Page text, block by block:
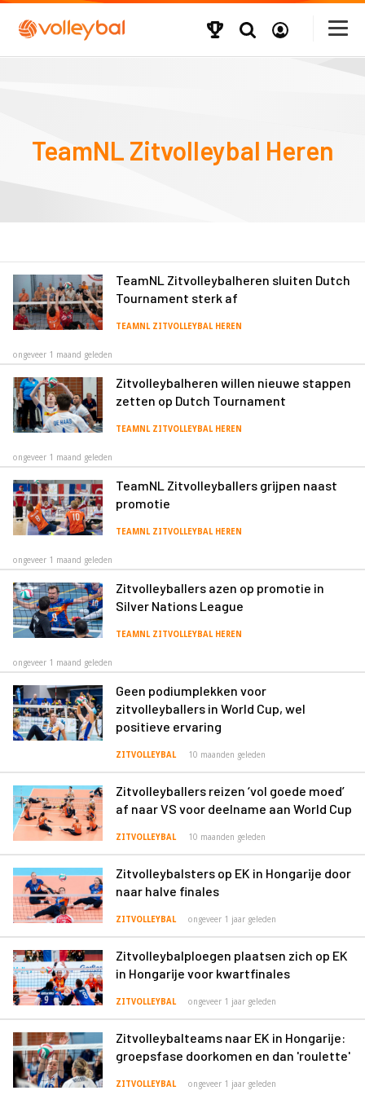
TeamNL Zitvolleybal Heren
TeamNL Zitvolleybalheren sluiten Dutch
Tournament sterk af
TEAMNL ZITVOLLEYBAL HEREN
ongeveer 1 maand geleden
Zitvolleybalheren willen nieuwe stappen
zetten op Dutch Tournament
TEAMNL ZITVOLLEYBAL HEREN
ongeveer 1 maand geleden
TeamNL Zitvolleyballers grijpen naast
promotie
TEAMNL ZITVOLLEYBAL HEREN
ongeveer 1 maand geleden
Zitvolleyballers azen op promotie in
Silver Nations League
TEAMNL ZITVOLLEYBAL HEREN
ongeveer 1 maand geleden
Geen podiumplekken voor
zitvolleyballers in World Cup, wel
positieve ervaring
ZITVOLLEYBAL 10 maanden geleden
Zitvolleyballers reizen ‘vol goede moed’
af naar VS voor deelname aan World Cup
ZITVOLLEYBAL 10 maanden geleden
Zitvolleybalsters op EK in Hongarije door
naar halve finales
ZITVOLLEYBAL ongeveer 1 jaar geleden
Zitvolleybalploegen plaatsen zich op EK
in Hongarije voor kwartfinales
ZITVOLLEYBAL ongeveer 1 jaar geleden
Zitvolleybalteams naar EK in Hongarije:
groepsfase doorkomen en dan 'roulette'
ZITVOLLEYBAL ongeveer 1 jaar geleden